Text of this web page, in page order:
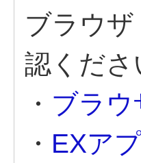
ブラウ
認くださ
・ ブラ
・ EXア